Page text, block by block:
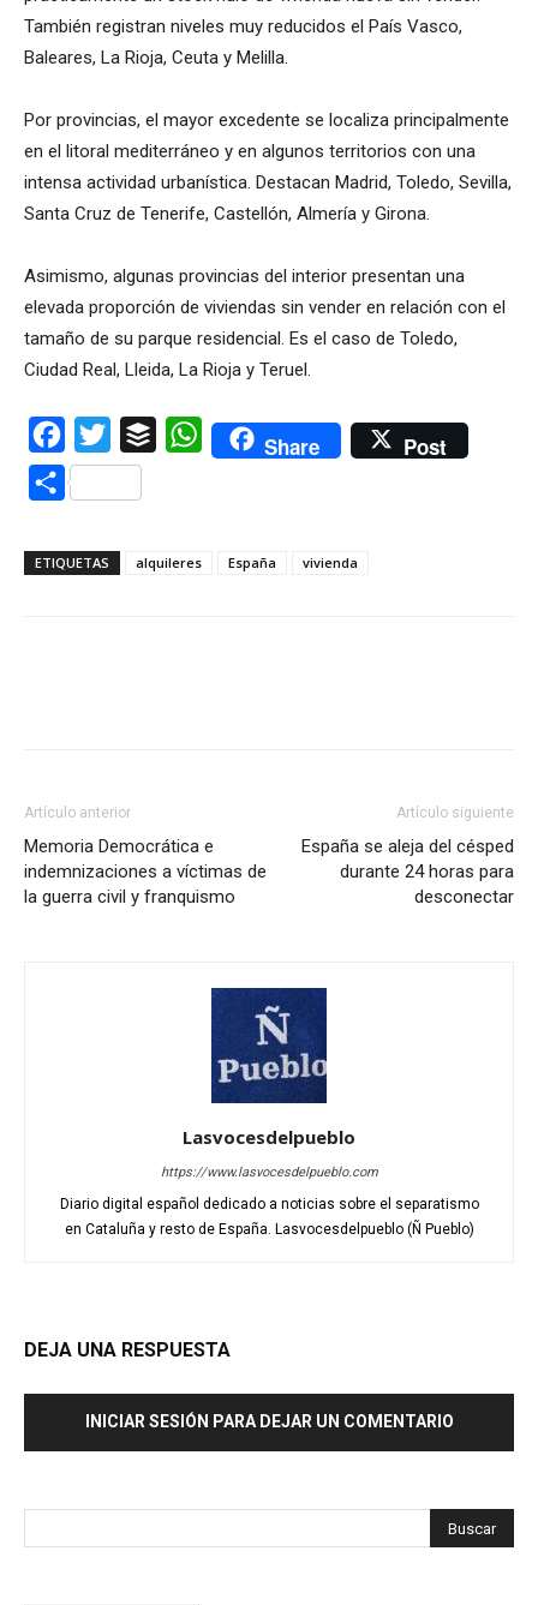
También registran niveles muy reducidos el País Vasco,
Baleares, La Rioja, Ceuta y Melilla.
Por provincias, el mayor excedente se localiza principalmente
en el litoral mediterráneo y en algunos territorios con una
intensa actividad urbanística. Destacan Madrid, Toledo, Sevilla,
Santa Cruz de Tenerife, Castellón, Almería y Girona.
Asimismo, algunas provincias del interior presentan una
elevada proporción de viviendas sin vender en relación con el
tamaño de su parque residencial. Es el caso de Toledo,
Ciudad Real, Lleida, La Rioja y Teruel.
Facebook
Twitter Buffer WhatsAppShare Post
Compartir
ETIQUETAS alquileres España vivienda
Artículo anterior
Memoria Democrática e
indemnizaciones a víctimas de
la guerra civil y franquismo
Artículo siguiente
España se aleja del césped
durante 24 horas para
desconectar
Lasvocesdelpueblo
https://www.lasvocesdelpueblo.com
Diario digital español dedicado a noticias sobre el separatismo
en Cataluña y resto de España. Lasvocesdelpueblo (Ñ Pueblo)
DEJA UNA RESPUESTA
INICIAR SESIÓN PARA DEJAR UN COMENTARIO